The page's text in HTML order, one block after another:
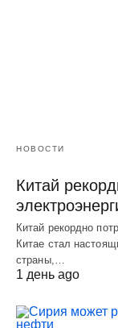
НОВОСТИ
Китай
Китай рекордно
Китае стал
страны,…
1 день ago